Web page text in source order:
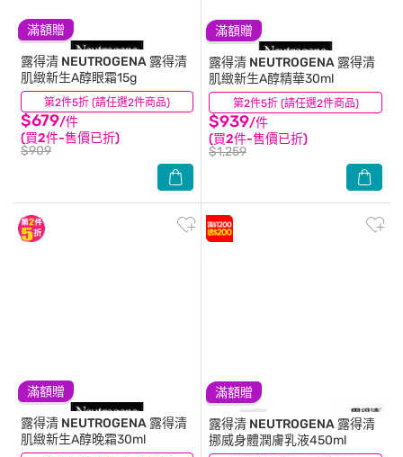
滿額贈
第2件5折 (請任選2件商品)
露得清 NEUTROGENA 露得清
肌緻新生A醇眼霜15g
$679/件
(買2件-售價已折)
$909
(64)
滿額贈
第2件5折 (請任選2件商品)
露得清 NEUTROGENA 露得清
肌緻新生A醇精華30ml
$939/件
(買2件-售價已折)
$1,259
(50)
滿額贈
露得清 NEUTROGENA 露得清
肌緻新生A醇晚霜30ml
滿額贈
露得清 NEUTROGENA 露得清
挪威身體潤膚乳液450ml